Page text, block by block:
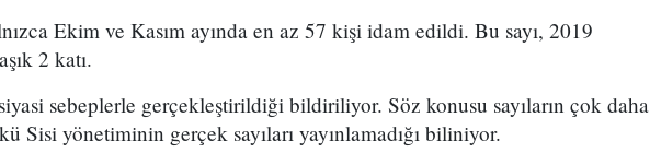
Ekim ve Kasım ayında en az 57 kişi idam edildi. Bu sayı, 2019
2 katı.
sebeplerle gerçekleştirildiği bildiriliyor. Söz konusu sayıların çok daha
Sisi yönetiminin gerçek sayıları yayınlamadığı biliniyor.